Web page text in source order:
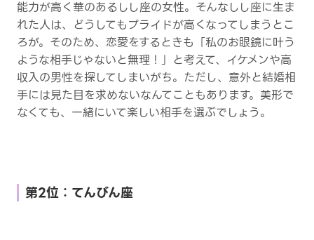
能力が高く華のあるしし座の女性。そんなしし座に生ま
れた人は、どうしてもプライドが高くなってしまうとこ
ろが。そのため、恋愛をするときも「私のお眼鏡に叶う
ような相手じゃないと無理！」と考えて、イケメンや高
収入の男性を探してしまいがち。ただし、意外と結婚相
手には見た目を求めないなんてこともあります。美形で
なくても、一緒にいて楽しい相手を選ぶでしょう。
第2位：てんびん座